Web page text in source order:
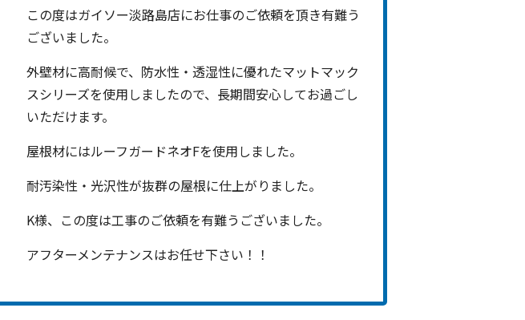
この度はガイソー淡路島店にお仕事のご依頼を頂き有難う
ございました。
外壁材に高耐候で、防水性・透湿性に優れたマットマック
スシリーズを使用しましたので、長期間安心してお過ごし
いただけます。
屋根材にはルーフガードネオFを使用しました。
耐汚染性・光沢性が抜群の屋根に仕上がりました。
K様、この度は工事のご依頼を有難うございました。
アフターメンテナンスはお任せ下さい！！